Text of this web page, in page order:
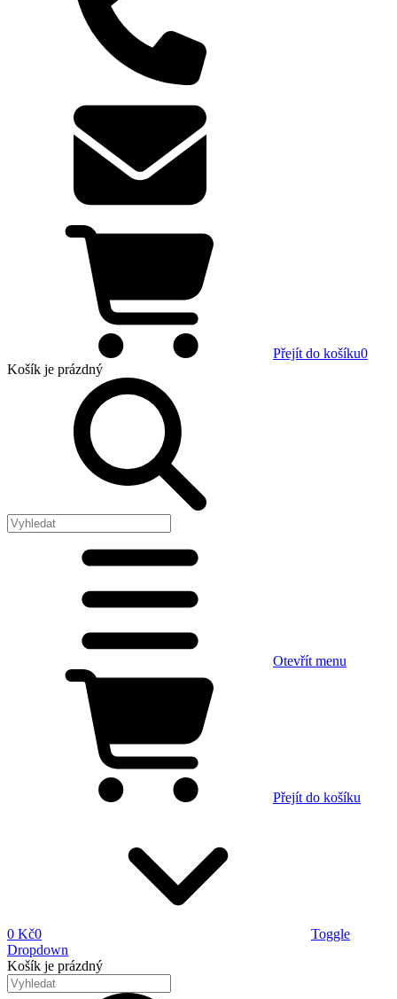
Přejít do košíku0
Košík je prázdný
Otevřít menu
Přejít do košíku
0 Kč0
Toggle
Dropdown
Košík je prázdný